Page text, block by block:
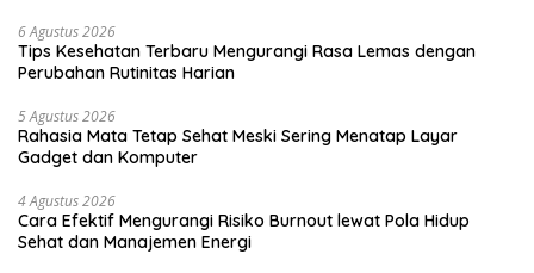
6 Agustus 2026
Tips Kesehatan Terbaru Mengurangi Rasa Lemas dengan
Perubahan Rutinitas Harian
5 Agustus 2026
Rahasia Mata Tetap Sehat Meski Sering Menatap Layar
Gadget dan Komputer
4 Agustus 2026
Cara Efektif Mengurangi Risiko Burnout lewat Pola Hidup
Sehat dan Manajemen Energi